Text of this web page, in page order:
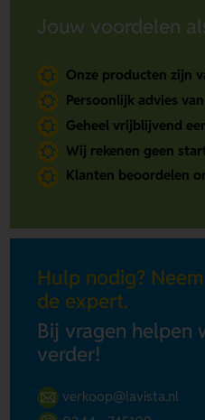
Jouw voordelen
Onze producten zijn
Persoonlijk advies
Geheel vrijblijvend
Wij rekenen geen
Klanten beoordelen
Hulp nodig?
de expert.
Bij vragen helpen
verder!
verkoop@lavista.nl